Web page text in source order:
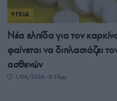
ΥΓΕΙΑ
Νέα ελπίδα για τον
φαίνεται να διπλασιάζει
ασθενών
1/06/2026 - 8:33μμ